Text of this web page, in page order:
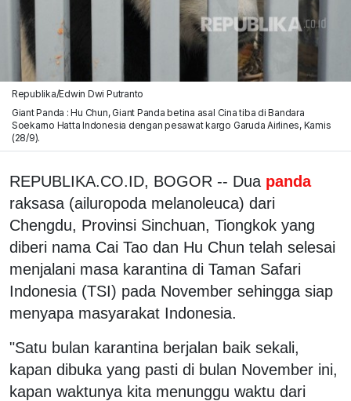
Republika/Edwin Dwi Putranto
Giant Panda : Hu Chun, Giant Panda betina asal Cina tiba di Bandara
Soekarno Hatta Indonesia dengan pesawat kargo Garuda Airlines, Kamis
(28/9).
REPUBLIKA.CO.ID, BOGOR -- Dua panda
raksasa (ailuropoda melanoleuca) dari
Chengdu, Provinsi Sinchuan, Tiongkok yang
diberi nama Cai Tao dan Hu Chun telah selesai
menjalani masa karantina di Taman Safari
Indonesia (TSI) pada November sehingga siap
menyapa masyarakat Indonesia.
"Satu bulan karantina berjalan baik sekali,
kapan dibuka yang pasti di bulan November ini,
kapan waktunya kita menunggu waktu dari